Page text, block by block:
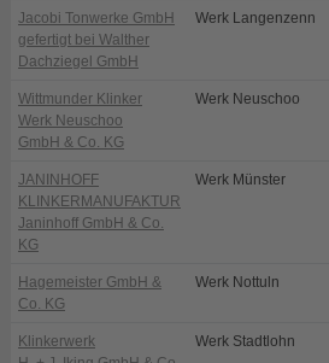
Jacobi Tonwerke GmbH
gefertigt bei Walther
Dachziegel GmbH
Werk Langenzenn
Wittmunder Klinker
Werk Neuschoo
GmbH & Co. KG
Werk Neuschoo
JANINHOFF
KLINKERMANUFAKTUR
Janinhoff GmbH & Co.
KG
Werk Münster
Hagemeister GmbH &
Co. KG
Werk Nottuln
Klinkerwerk
Werk Stadtlohn